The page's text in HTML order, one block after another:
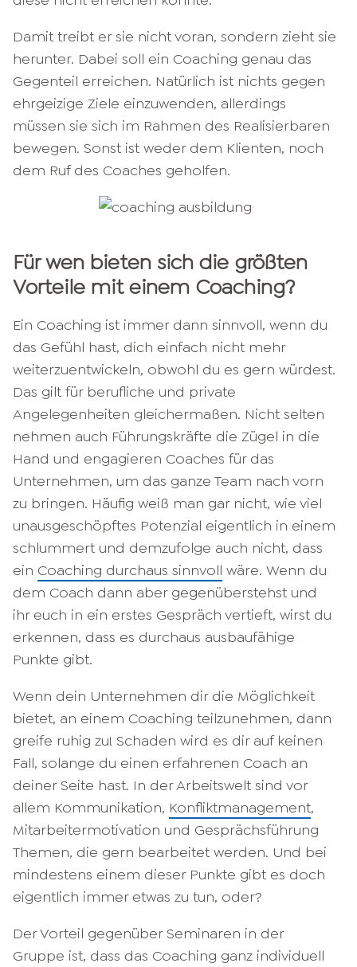
Damit treibt er sie nicht voran, sondern zieht sie
herunter. Dabei soll ein Coaching genau das
Gegenteil erreichen. Natürlich ist nichts gegen
ehrgeizige Ziele einzuwenden, allerdings
müssen sie sich im Rahmen des Realisierbaren
bewegen. Sonst ist weder dem Klienten, noch
dem Ruf des Coaches geholfen.
Für wen bieten sich die größten
Vorteile mit einem Coaching?
Ein Coaching ist immer dann sinnvoll, wenn du
das Gefühl hast, dich einfach nicht mehr
weiterzuentwickeln, obwohl du es gern würdest.
Das gilt für berufliche und private
Angelegenheiten gleichermaßen. Nicht selten
nehmen auch Führungskräfte die Zügel in die
Hand und engagieren Coaches für das
Unternehmen, um das ganze Team nach vorn
zu bringen. Häufig weiß man gar nicht, wie viel
unausgeschöpftes Potenzial eigentlich in einem
schlummert und demzufolge auch nicht, dass
ein Coaching durchaus sinnvoll wäre. Wenn du
dem Coach dann aber gegenüberstehst und
ihr euch in ein erstes Gespräch vertieft, wirst du
erkennen, dass es durchaus ausbaufähige
Punkte gibt.
Wenn dein Unternehmen dir die Möglichkeit
bietet, an einem Coaching teilzunehmen, dann
greife ruhig zu! Schaden wird es dir auf keinen
Fall, solange du einen erfahrenen Coach an
deiner Seite hast. In der Arbeitswelt sind vor
allem Kommunikation, Konfliktmanagement,
Mitarbeitermotivation und Gesprächsführung
Themen, die gern bearbeitet werden. Und bei
mindestens einem dieser Punkte gibt es doch
eigentlich immer etwas zu tun, oder?
Der Vorteil gegenüber Seminaren in der
Gruppe ist, dass das Coaching ganz individuell